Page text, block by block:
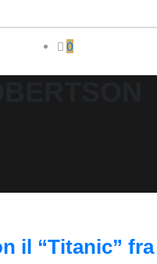
0
il “Titanic”